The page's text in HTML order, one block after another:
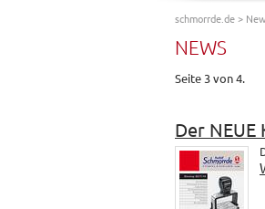
schmorrde.de>
NEWS
Seite 3 von 4.
Der NEUE